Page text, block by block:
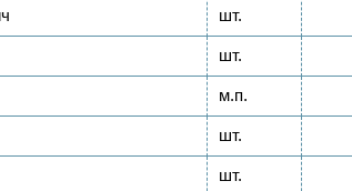
шт.
шт.
м.п.
шт.
шт.